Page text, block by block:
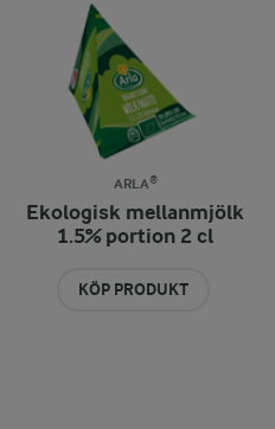
ARLA®
Ekologisk mellanmjölk
1.5% portion 2 cl
KÖP PRODUKT